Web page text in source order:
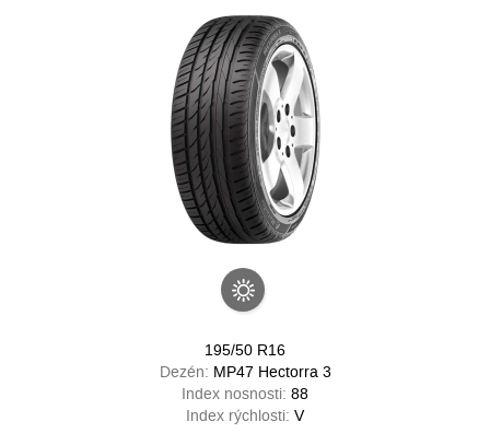
195/50 R16
Dezén: MP47 Hectorra 3
Index nosnosti: 88
Index rýchlosti: V